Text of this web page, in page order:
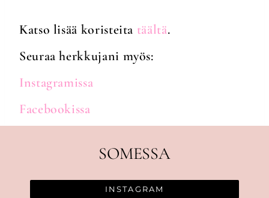
Katso lisää koristeita täältä.
Seuraa herkkujani myös:
Instagramissa
Facebookissa
SOMESSA
INSTAGRAM